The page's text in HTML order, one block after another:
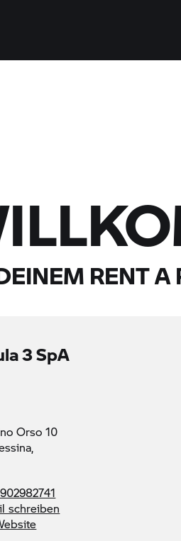
RENT A
3 SpA
Orso 10
schreiben